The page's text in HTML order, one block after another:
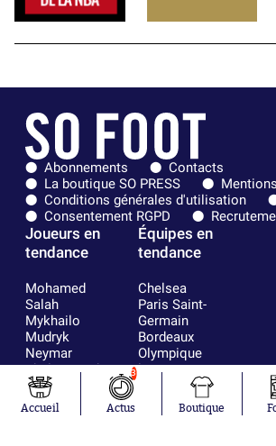
Abonnements
Contacts
La boutique SO PRESS
Conditions générales d'utilisation
Consentement RGPD
Joueurs en
tendance
Mohamed
Salah
Mykhailo
Mudryk
Neymar
Khalis Merah
Loïs Openda
Moussa
Équipes en
tendance
Chelsea
Paris Saint-
Germain
Bordeaux
Olympique
lyonnais
Real Madrid
RC Strasbourg
Accueil
3
Actus Boutique